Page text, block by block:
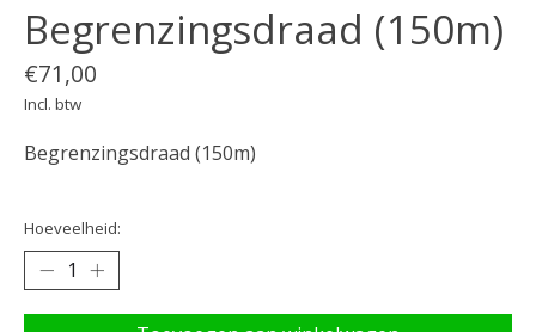
Begrenzingsdraad (150m)
€71,00
Incl. btw
Begrenzingsdraad (150m)
Hoeveelheid: